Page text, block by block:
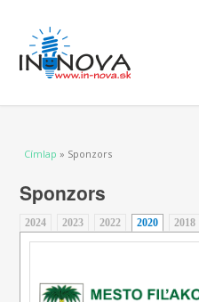
Jelenlegi hely
Címlap » Sponzors
Sponzors
2024 2023 2022 2020 (aktív fül)
2018